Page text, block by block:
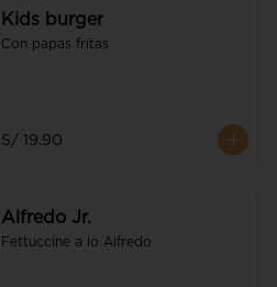
Kids burger
Con papas fritas
S/ 19.90
Alfredo Jr.
Fettuccine a lo Alfredo